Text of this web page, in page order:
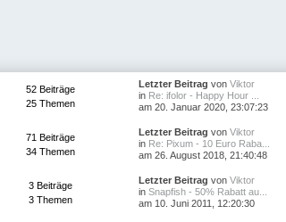
52 Beiträge
25 Themen
Letzter Beitrag vonViktor
in Re: ifolor - Happy Hour ...
am 20. Januar 2020, 23:07:23
71 Beiträge
34 Themen
Letzter Beitrag vonViktor
in Re: Pixum - 10 Euro Raba...
am 26. August 2018, 21:40:48
3 Beiträge
3 Themen
Letzter Beitrag vonViktor
inSnapfish - 50% Rabatt au...
am 10. Juni 2011, 12:20:30